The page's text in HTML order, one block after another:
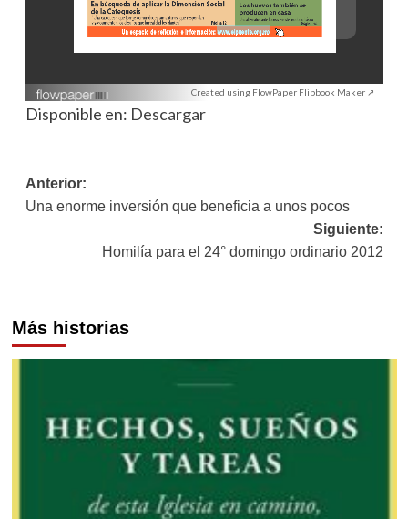
Created using FlowPaper Flipbook Maker ↗
Disponible en: Descargar
Navegación
de
entradas
Anterior:
Una enorme inversión que beneficia a unos pocos
Siguiente:
Homilía para el 24° domingo ordinario 2012
Más historias